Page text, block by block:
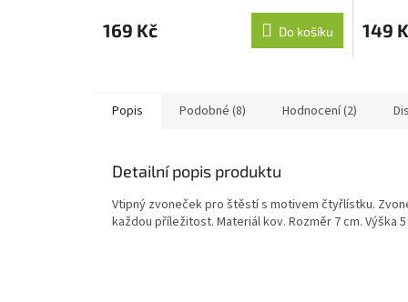
169 Kč Do košíku 149
Popis Podobné (8) Hodnocení (2)
Detailní popis produktu
Vtipný zvoneček pro štěstí s motivem čtyřlístku.
každou příležitost. Materiál kov. Rozměr 7 cm. Výška 5